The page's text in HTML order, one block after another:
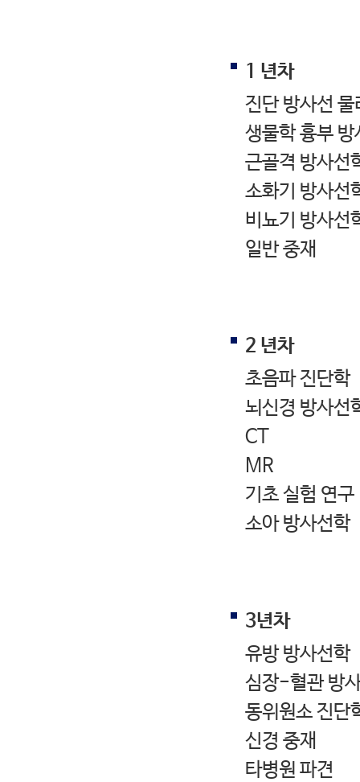
1 년차
진단 방사선 물
생물학 흉부 방
근골격 방사선
소화기 방사선
비뇨기 방사선
일반 중재
2 년차
초음파 진단학
뇌신경 방사선
CT
MR
기초 실험 연구
소아 방사선학
3년차
유방 방사선학
심장-혈관 방
동위원소 진단
신경 중재
타병원 파견